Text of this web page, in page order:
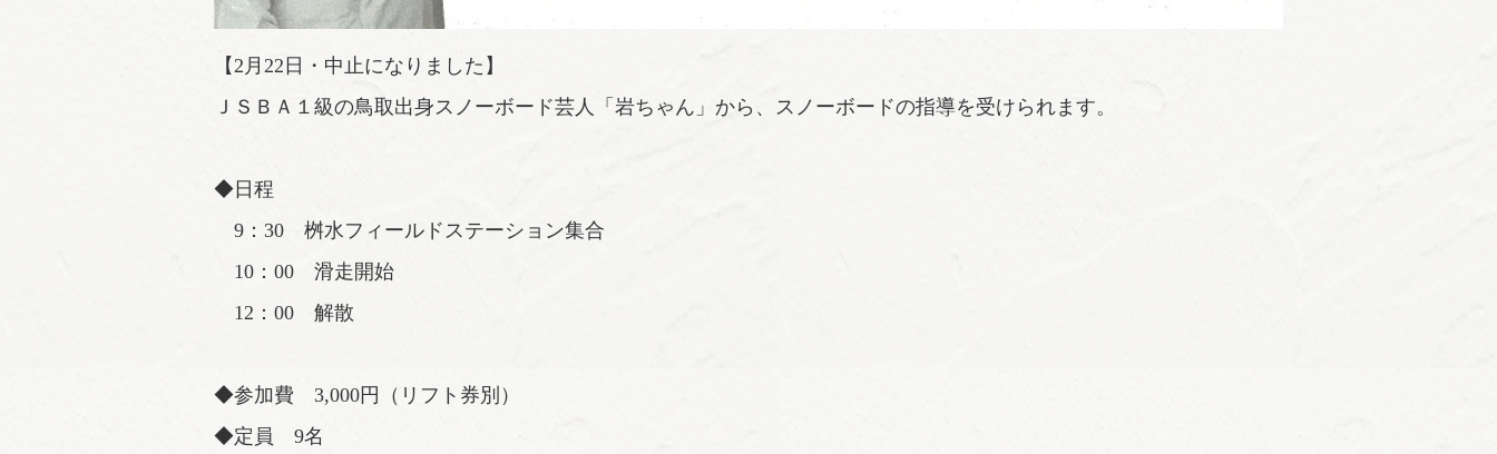
【2月22日・中止になりました】
ＪＳＢＡ１級の鳥取出身スノーボード芸人「岩ちゃん」から、スノーボードの指導を受けられます。
◆日程
9：30 桝水フィールドステーション集合
10：00 滑走開始
12：00 解散
◆参加費 3,000円（リフト券別）
◆定員 9名